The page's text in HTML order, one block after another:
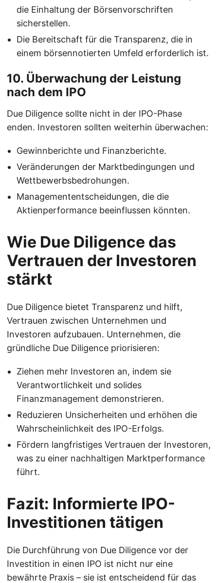
die Einhaltung der Börsenvorschriften
sicherstellen.
Die Bereitschaft für die Transparenz, die in
einem börsennotierten Umfeld erforderlich ist.
10. Überwachung der Leistung
nach dem IPO
Due Diligence sollte nicht in der IPO-Phase
enden. Investoren sollten weiterhin überwachen:
Gewinnberichte und Finanzberichte.
Veränderungen der Marktbedingungen und
Wettbewerbsbedrohungen.
Managemententscheidungen, die die
Aktienperformance beeinflussen könnten.
Wie Due Diligence das
Vertrauen der Investoren
stärkt
Due Diligence bietet Transparenz und hilft,
Vertrauen zwischen Unternehmen und
Investoren aufzubauen. Unternehmen, die
gründliche Due Diligence priorisieren:
Ziehen mehr Investoren an, indem sie
Verantwortlichkeit und solides
Finanzmanagement demonstrieren.
Reduzieren Unsicherheiten und erhöhen die
Wahrscheinlichkeit des IPO-Erfolgs.
Fördern langfristiges Vertrauen der Investoren,
was zu einer nachhaltigen Marktperformance
führt.
Fazit: Informierte IPO-
Investitionen tätigen
Die Durchführung von Due Diligence vor der
Investition in einen IPO ist nicht nur eine
bewährte Praxis – sie ist entscheidend für das